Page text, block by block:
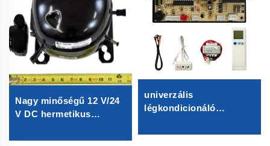
Nagy minőségű 12 V/24
V DC hermetikus
hűtőberendezés
univerzális
légkondicionáló
univerzális